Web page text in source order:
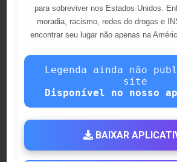
para sobreviver nos Estados Unidos.
moradia, racismo, redes de drogas e
encontrar seu lugar não apenas na
Legenda ainda não
site
Disponível no nosso
BAIXAR